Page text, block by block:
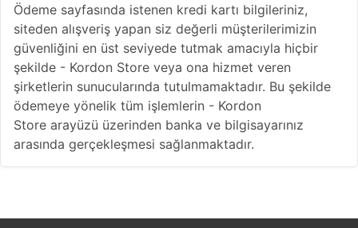
Ödeme sayfasında istenen kredi kartı bilgileriniz,
siteden alışveriş yapan siz değerli müşterilerimizin
güvenliğini en üst seviyede tutmak amacıyla hiçbir
şekilde - Kordon Store veya ona hizmet veren
şirketlerin sunucularında tutulmamaktadır. Bu şekilde
ödemeye yönelik tüm işlemlerin - Kordon
Store arayüzü üzerinden banka ve bilgisayarınız
arasında gerçekleşmesi sağlanmaktadır.